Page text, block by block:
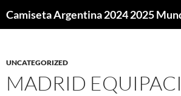
Camiseta Argentina 2024 2025
UNCATEGORIZED
MADRID